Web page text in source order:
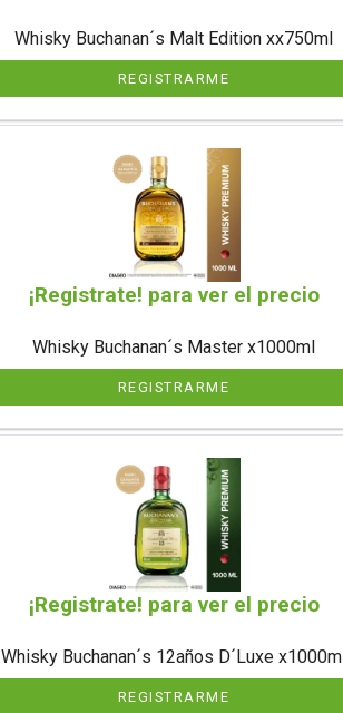
Whisky Buchanan´s Malt Edition xx750ml
REGISTRARME
¡Registrate! para ver el precio
Whisky Buchanan´s Master x1000ml
REGISTRARME
¡Registrate! para ver el precio
Whisky Buchanan´s 12años D´Luxe x1000ml
REGISTRARME